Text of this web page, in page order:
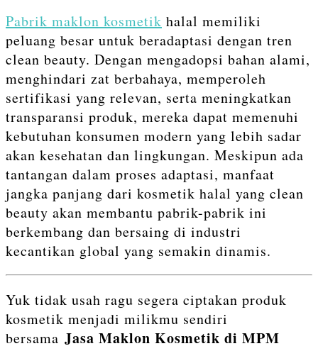
Pabrik maklon kosmetik halal memiliki
peluang besar untuk beradaptasi dengan tren
clean beauty. Dengan mengadopsi bahan alami,
menghindari zat berbahaya, memperoleh
sertifikasi yang relevan, serta meningkatkan
transparansi produk, mereka dapat memenuhi
kebutuhan konsumen modern yang lebih sadar
akan kesehatan dan lingkungan. Meskipun ada
tantangan dalam proses adaptasi, manfaat
jangka panjang dari kosmetik halal yang clean
beauty akan membantu pabrik-pabrik ini
berkembang dan bersaing di industri
kecantikan global yang semakin dinamis.
Yuk tidak usah ragu segera ciptakan produk
kosmetik menjadi milikmu sendiri
bersama Jasa Maklon Kosmetik di MPM